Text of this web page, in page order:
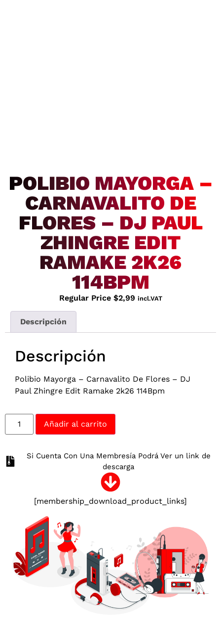
POLIBIO MAYORGA –
CARNAVALITO DE
FLORES – DJ PAUL
ZHINGRE EDIT
RAMAKE 2K26
114BPM
Regular Price $2,99 incl.VAT
Descripción
Descripción
Polibio Mayorga – Carnavalito De Flores – DJ
Paul Zhingre Edit Ramake 2k26 114Bpm
Añadir al carrito
Si Cuenta Con Una Membresía Podrá Ver un link de
descarga
[membership_download_product_links]